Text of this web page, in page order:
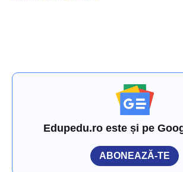
Edupedu.ro este și pe
ABONEAZĂ-TE